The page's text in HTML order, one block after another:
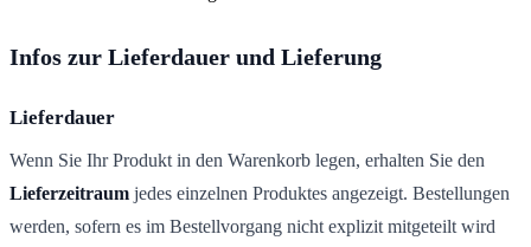
Infos zur Lieferdauer und Lieferung
Lieferdauer
Wenn Sie Ihr Produkt in den Warenkorb legen, erhalten Sie den
Lieferzeitraum jedes einzelnen Produktes angezeigt. Bestellungen
werden, sofern es im Bestellvorgang nicht explizit mitgeteilt wird